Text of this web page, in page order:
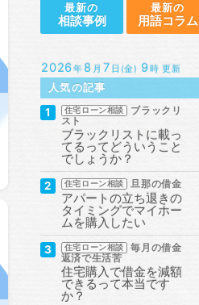
最新の
相談事例
最新の
用語コラム
2026年 8 月 7 日(金) 9時 更新
人気の記事
1 住宅ローン相談
ブラックリ
スト
ブラックリストに載っ
てるってどういうこと
でしょうか？
2 住宅ローン相談 旦那の借金
アパートの立ち退きの
タイミングでマイホー
ムを購入したい
3 住宅ローン相談
毎月の借金
返済で生活苦
住宅購入で借金を減額
できるって本当です
か？